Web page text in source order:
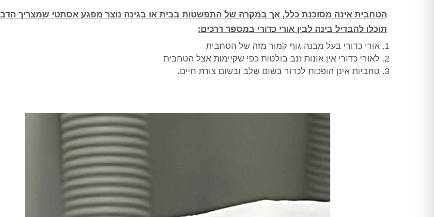
הטחבית אינה מסוכנת כלל, אך במקרה של התפשטות בבית או בגינה נוצר מפגע אסתטי שמצריך
תוכלו להבדיל בינה לבין אורי כדורי במספר דרכים:
אורי כדורי בעל מבנה גוף קמור מזה של הטחבית
לאורי כדורי אין אונות זנב בולטות כפי שקיימות אצל הטחבית
טחביות אינן הופכות לכדור בשום שלב ובשום צורת חיים.